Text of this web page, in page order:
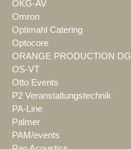
OKG-AV
Omron
Optimahl Catering
Optocore
ORANGE PRODUCTION DG
OS-VT
Otto Events
P2 Veranstaltungstechnik
PA-Line
Palmer
PAM/events